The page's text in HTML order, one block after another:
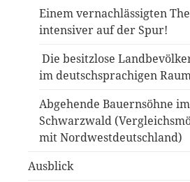
Einem vernachlässigten
intensiver auf der Spur!
Die besitzlose
im deutschsprachigen
Abgehende Bauernsöhne im
Schwarzwald
mit Nordwestdeutschland)
Ausblick